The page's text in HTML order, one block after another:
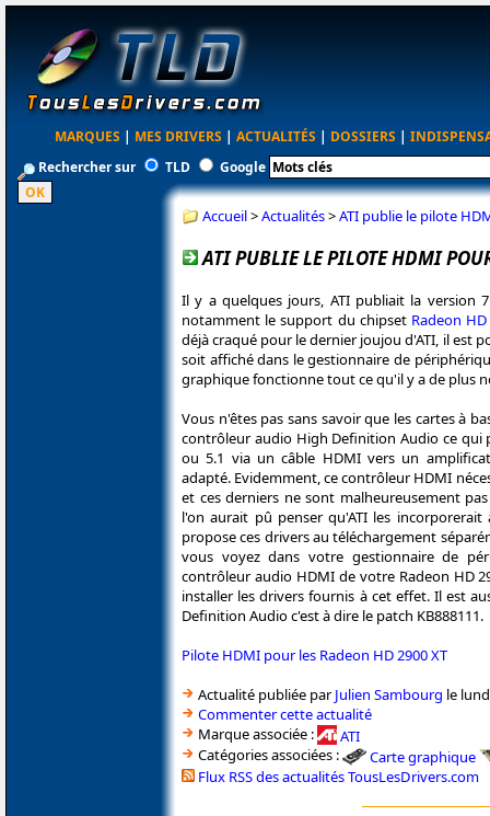
MARQUES | MES DRIVERS | ACTUALITÉS | DOSSIERS |
Rechercher sur
TLD Google
Accueil>Actualités>ATI publie le pilote
ATI PUBLIE LE PILOTE HDMI
Il y a quelques jours, ATI publiait la version
notamment le support du chipset Radeon
déjà craqué pour le dernier joujou d'ATI, il est
soit affiché dans le gestionnaire de
graphique fonctionne tout ce qu'il y a de plus
Vous n'êtes pas sans savoir que les cartes à
contrôleur audio High Definition Audio ce
ou 5.1 via un câble HDMI vers un
adapté. Evidemment, ce contrôleur HDMI
et ces derniers ne sont malheureusement
l'on aurait pû penser qu'ATI les
propose ces drivers au téléchargement
vous voyez dans votre gestionnaire de
contrôleur audio HDMI de votre Radeon HD
installer les drivers fournis à cet effet. Il est
Definition Audio c'est à dire le patch KB888111.
Pilote HDMI pour les Radeon HD 2900 XT
Actualité publiée parJulien Sambourg le
Commenter cette actualité
Marque associée :
ATI
Catégories associées :
Carte graphique
Flux RSS des actualités TousLesDrivers.com